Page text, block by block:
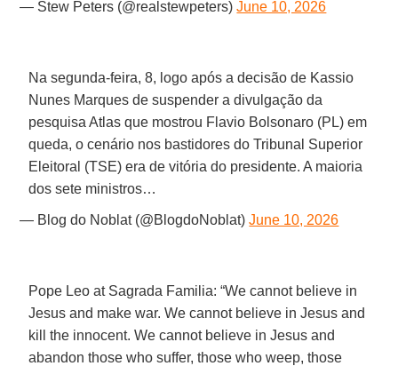
— Stew Peters (@realstewpeters)June 10, 2026
Na segunda-feira, 8, logo após a decisão de Kassio
Nunes Marques de suspender a divulgação da
pesquisa Atlas que mostrou Flavio Bolsonaro (PL) em
queda, o cenário nos bastidores do Tribunal Superior
Eleitoral (TSE) era de vitória do presidente. A maioria
dos sete ministros…
— Blog do Noblat (@BlogdoNoblat)June 10, 2026
Pope Leo at Sagrada Familia: “We cannot believe in
Jesus and make war. We cannot believe in Jesus and
kill the innocent. We cannot believe in Jesus and
abandon those who suffer, those who weep, those